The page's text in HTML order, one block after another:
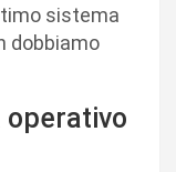
sistema
dobbiamo
operativo